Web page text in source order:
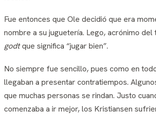
Fue entonces que Ole decidió que era
nombre a su juguetería. Lego, acrónimo del
godtque significa “jugar bien”.
No siempre fue sencillo, pues como en
llegaban a presentar contratiempos.
que muchas personas se rindan. Justo
comenzaba a ir mejor, los Kristiansen